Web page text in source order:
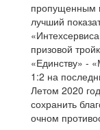
пропущенным
лучший
призовой
«Единству» -
1:2 на
Летом 2020
сохранить
очном